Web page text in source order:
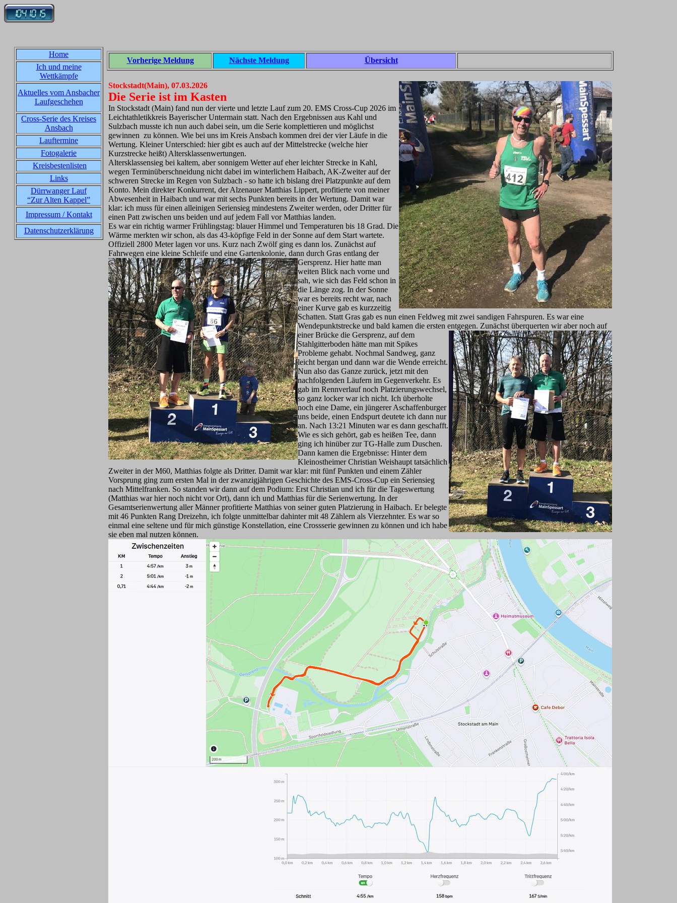
Home
Ich und meine
Wettkämpfe
Aktuelles vom Ansbacher
Laufgeschehen
Cross-Serie des Kreises
Ansbach
Lauftermine
Fotogalerie
Kreisbestenlisten
Links
Dürrwanger Lauf
“Zur Alten Kappel”
Impressum / Kontakt
Datenschutzerklärung
Vorherige Meldung Nächste Meldung Übersicht
Stockstadt(Main), 07.03.2026
Die Serie ist im Kasten
In Stockstadt (Main) fand nun der vierte und letzte Lauf zum 20. EMS Cross-Cup 2026 im
Leichtathletikkreis Bayerischer Untermain statt. Nach den Ergebnissen aus Kahl und
Sulzbach musste ich nun auch dabei sein, um die Serie komplettieren und möglichst
gewinnen zu können. Wie bei uns im Kreis Ansbach kommen drei der vier Läufe in die
Wertung. Kleiner Unterschied: hier gibt es auch auf der Mittelstrecke (welche hier
Kurzstrecke heißt) Altersklassenwertungen.
Altersklassensieg bei kaltem, aber sonnigem Wetter auf eher leichter Strecke in Kahl,
wegen Terminüberschneidung nicht dabei im winterlichem Haibach, AK-Zweiter auf der
schweren Strecke im Regen von Sulzbach - so hatte ich bislang drei Platzpunkte auf dem
Konto. Mein direkter Konkurrent, der Alzenauer Matthias Lippert, profitierte von meiner
Abwesenheit in Haibach und war mit sechs Punkten bereits in der Wertung. Damit war
klar: ich muss für einen alleinigen Seriensieg mindestens Zweiter werden, oder Dritter für
einen Patt zwischen uns beiden und auf jedem Fall vor Matthias landen.
Es war ein richtig warmer Frühlingstag: blauer Himmel und Temperaturen bis 18 Grad. Die
Wärme merkten wir schon, als das 43-köpfige Feld in der Sonne auf dem Start wartete.
Offiziell 2800 Meter lagen vor uns. Kurz nach Zwölf ging es dann los. Zunächst auf
Fahrwegen eine kleine Schleife und eine Gartenkolonie, dann durch Gras entlang der
Gersprenz. Hier hatte man
weiten Blick nach vorne und
sah, wie sich das Feld schon in
die Länge zog. In der Sonne
war es bereits recht war, nach
einer Kurve gab es kurzzeitig
Schatten. Statt Gras gab es nun einen Feldweg mit zwei sandigen Fahrspuren. Es war eine
Wendepunktstrecke und bald kamen die ersten entgegen. Zunächst überquerten wir aber noch auf
einer Brücke die Gersprenz, auf dem
Stahlgitterboden hätte man mit Spikes
Probleme gehabt. Nochmal Sandweg, ganz
leicht bergan und dann war die Wende erreicht.
Nun also das Ganze zurück, jetzt mit den
nachfolgenden Läufern im Gegenverkehr. Es
gab im Rennverlauf noch Platzierungswechsel,
so ganz locker war ich nicht. Ich überholte
noch eine Dame, ein jüngerer Aschaffenburger
uns beide, einen Endspurt deutete ich dann nur
an. Nach 13:21 Minuten war es dann geschafft.
Wie es sich gehört, gab es heißen Tee, dann
ging ich hinüber zur TG-Halle zum Duschen.
Dann kamen die Ergebnisse: Hinter dem
Kleinostheimer Christian Weishaupt tatsächlich
Zweiter in der M60, Matthias folgte als Dritter. Damit war klar: mit fünf Punkten und einem Zähler
Vorsprung ging zum ersten Mal in der zwanzigjährigen Geschichte des EMS-Cross-Cup ein Seriensieg
nach Mittelfranken. So standen wir dann auf dem Podium: Erst Christian und ich für die Tageswertung
(Matthias war hier noch nicht vor Ort), dann ich und Matthias für die Serienwertung. In der
Gesamtserienwertung aller Männer profitierte Matthias von seiner guten Platzierung in Haibach. Er belegte
mit 46 Punkten Rang Dreizehn, ich folgte unmittelbar dahinter mit 48 Zählern als Vierzehnter. Es war so
einmal eine seltene und für mich günstige Konstellation, eine Crossserie gewinnen zu können und ich habe
sie eben mal nutzen können.